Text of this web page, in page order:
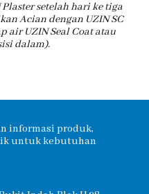
setelah hari ke tiga
Acian dengan UZIN SC
air UZIN Seal Coat atau
dalam).
informasi produk,
untuk kebutuhan